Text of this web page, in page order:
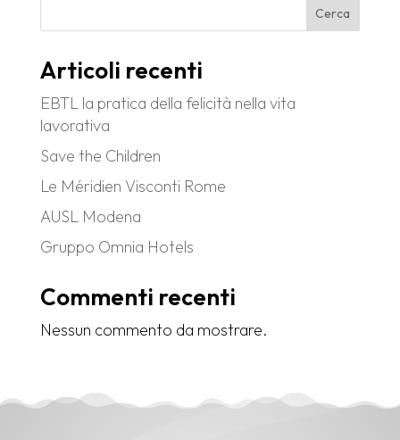
Cerca
Articoli recenti
EBTL la pratica della felicità nella vita
lavorativa
Save the Children
Le Méridien Visconti Rome
AUSL Modena
Gruppo Omnia Hotels
Commenti recenti
Nessun commento da mostrare.